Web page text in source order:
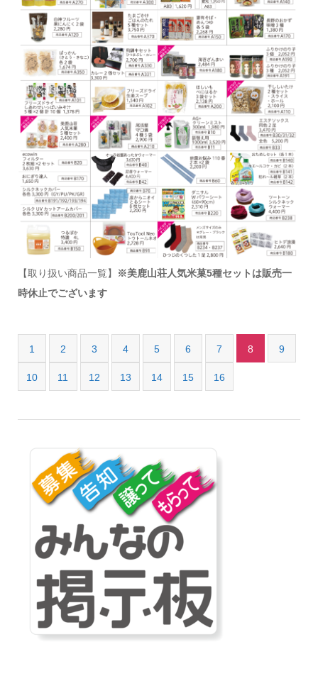
【取り扱い商品一覧】
※美鹿山荘人気米菓5種セットは販売一
時休止でございます
1 2 3 4 5 6 7 8 9
10 11 12 13 14 15 16